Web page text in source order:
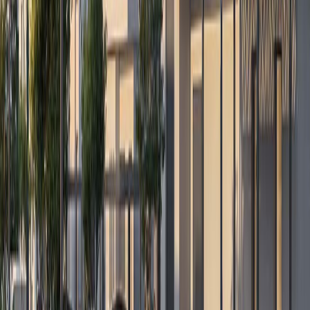
الدار العقارية
استكشف الوجهات
800ALDAR اتصل بشركة شارك تعليقاتك
طلب إعادة الاتصال
شراء
سكني
أراضي البناء
إيجار